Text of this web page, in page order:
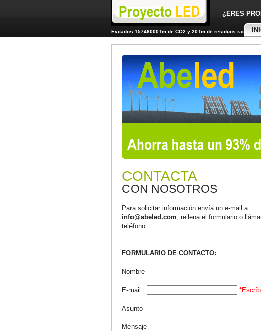
¿ERES
Evitados 15746000Tm de CO2 y 20Tm de residuos
CONTACTA
CON NOSOTROS
Para solicitar información envía un e-mail a
info@abeled.com, rellena el formulario o
teléfono.
FORMULARIO DE CONTACTO:
Nombre
E-mail
Asunto
Mensaje